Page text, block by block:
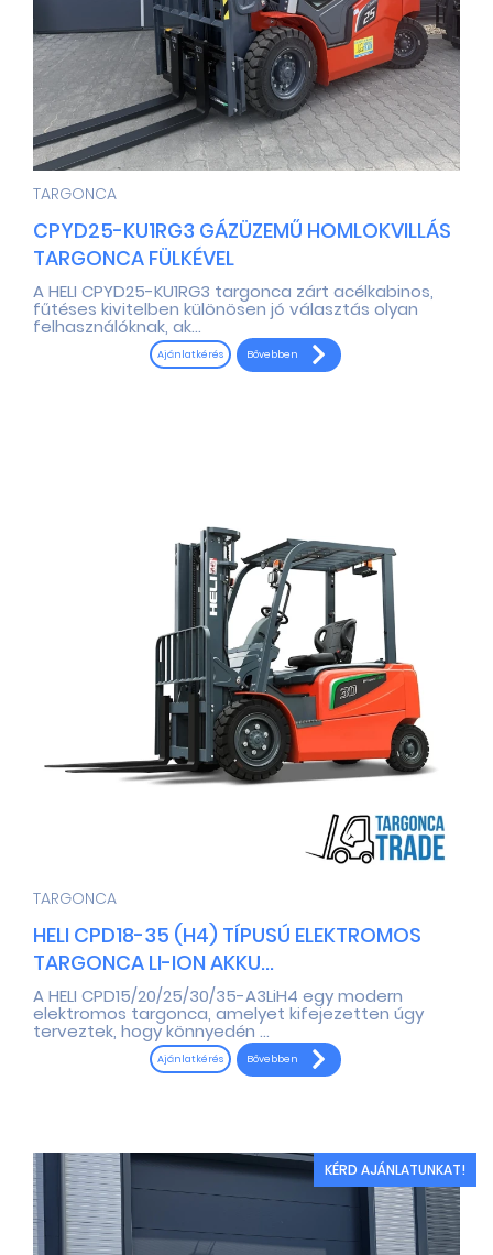
TARGONCA
CPYD25-KU1RG3 GÁZÜZEMŰ HOMLOKVILLÁS
TARGONCA FÜLKÉVEL
A HELI CPYD25-KU1RG3 targonca zárt acélkabinos,
fűtéses kivitelben különösen jó választás olyan
felhasználóknak, ak...
Ajánlatkérés Bővebben
TARGONCA
HELI CPD18-35 (H4) TÍPUSÚ ELEKTROMOS
TARGONCA LI-ION AKKU...
A HELI CPD15/20/25/30/35-A3LiH4 egy modern
elektromos targonca, amelyet kifejezetten úgy
terveztek, hogy könnyedén ...
Ajánlatkérés Bővebben
KÉRD AJÁNLATUNKAT!